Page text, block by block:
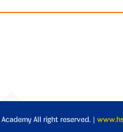
All right reserved. |